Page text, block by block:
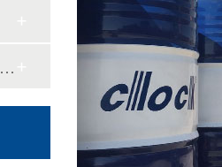
高闪点和食品级导热油